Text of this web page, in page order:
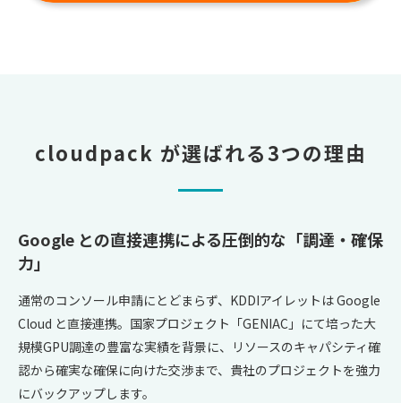
cloudpack が選ばれる3つの理由
Google との直接連携による圧倒的な「調達・確保
力」
通常のコンソール申請にとどまらず、KDDIアイレットは Google
Cloud と直接連携。国家プロジェクト「GENIAC」にて培った大
規模GPU調達の豊富な実績を背景に、リソースのキャパシティ確
認から確実な確保に向けた交渉まで、貴社のプロジェクトを強力
にバックアップします。